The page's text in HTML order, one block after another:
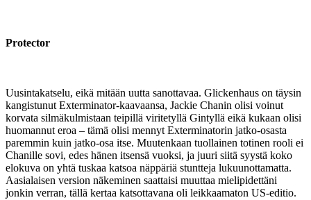
Protector
Uusintakatselu, eikä mitään uutta sanottavaa. Glickenhaus on täysin
kangistunut Exterminator-kaavaansa, Jackie Chanin olisi voinut
korvata silmäkulmistaan teipillä viritetyllä Gintyllä eikä kukaan olisi
huomannut eroa – tämä olisi mennyt Exterminatorin jatko-osasta
paremmin kuin jatko-osa itse. Muutenkaan tuollainen totinen rooli ei
Chanille sovi, edes hänen itsensä vuoksi, ja juuri siitä syystä koko
elokuva on yhtä tuskaa katsoa näppäriä stuntteja lukuunottamatta.
Aasialaisen version näkeminen saattaisi muuttaa mielipidettäni
jonkin verran, tällä kertaa katsottavana oli leikkaamaton US-editio.